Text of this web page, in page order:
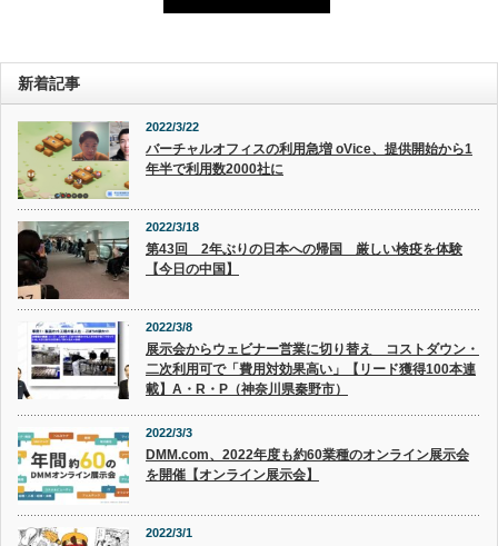
新着記事
2022/3/22
バーチャルオフィスの利用急増 oVice、提供開始から1
年半で利用数2000社に
2022/3/18
第43回 2年ぶりの日本への帰国 厳しい検疫を体験
【今日の中国】
2022/3/8
展示会からウェビナー営業に切り替え コストダウン・
二次利用可で「費用対効果高い」【リード獲得100本連
載】A・R・P（神奈川県秦野市）
2022/3/3
DMM.com、2022年度も約60業種のオンライン展示会
を開催【オンライン展示会】
2022/3/1